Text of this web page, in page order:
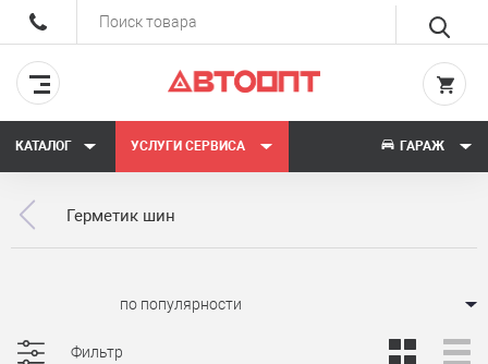
КАТАЛОГ УСЛУГИ СЕРВИСА ГАРАЖ
Герметик шин
Фильтр